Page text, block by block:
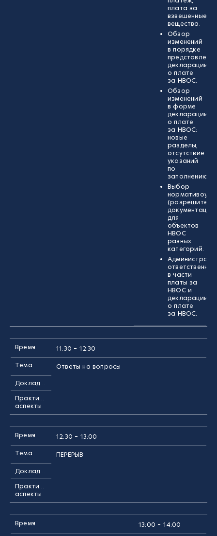
плата за
взвешенные
вещества.
Обзор
изменений
в порядке
представления
декларации
о плате
за НВОС.
Обзор
изменений
в форме
декларации
о плате
за НВОС:
новые
разделы,
отсутствие
указаний
по
заполнению.
Выбор
документации
для
объектов
НВОС
разных
категорий.
в части
платы за
НВОС и
декларации
о плате
за НВОС.
Время
11:30 – 12:30
Тема
Ответы на вопросы
Докладчик
Практические
аспекты
Время
12:30 – 13:00
Тема
ПЕРЕРЫВ
Докладчик
Практические
аспекты
Время
13:00 – 14:00